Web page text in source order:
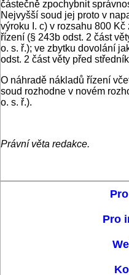
částečně zpochybnit
Nejvyšší soud jej proto v
výroku I. c) v rozsahu 800
řízení (§ 243b odst. 2 část
o. s. ř.); ve zbytku dovolání
odst. 2 část věty před
O náhradě nákladů řízení
soud rozhodne v novém
o. s. ř.).
Právní věta redakce.
Pro